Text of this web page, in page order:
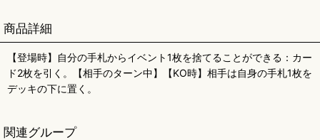
商品詳細
【登場時】自分の手札からイベント1枚を捨てることができる：カー
ド2枚を引く。【相手のターン中】【KO時】相手は自身の手札1枚を
デッキの下に置く。
関連グループ